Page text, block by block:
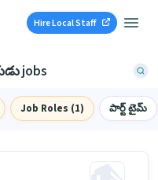
Hire Local Staff
jobs
Job Roles (1) పార్ట్ టైమ్